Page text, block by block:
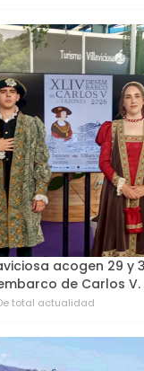
acogen 29 y
de Carlos
total actualidad